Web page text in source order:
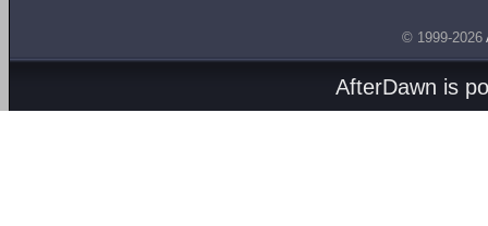
© 1999-2026
AfterDawn is